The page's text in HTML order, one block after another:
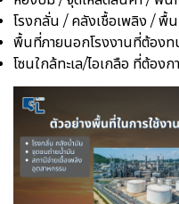
โรงกลั่น / คลังเชื้อเพลิง / พื้
พื้นที่ภายนอกโรงงานที่ต้อง
โซนใกล้ทะเล/ไอเกลือ ที่ต้อง